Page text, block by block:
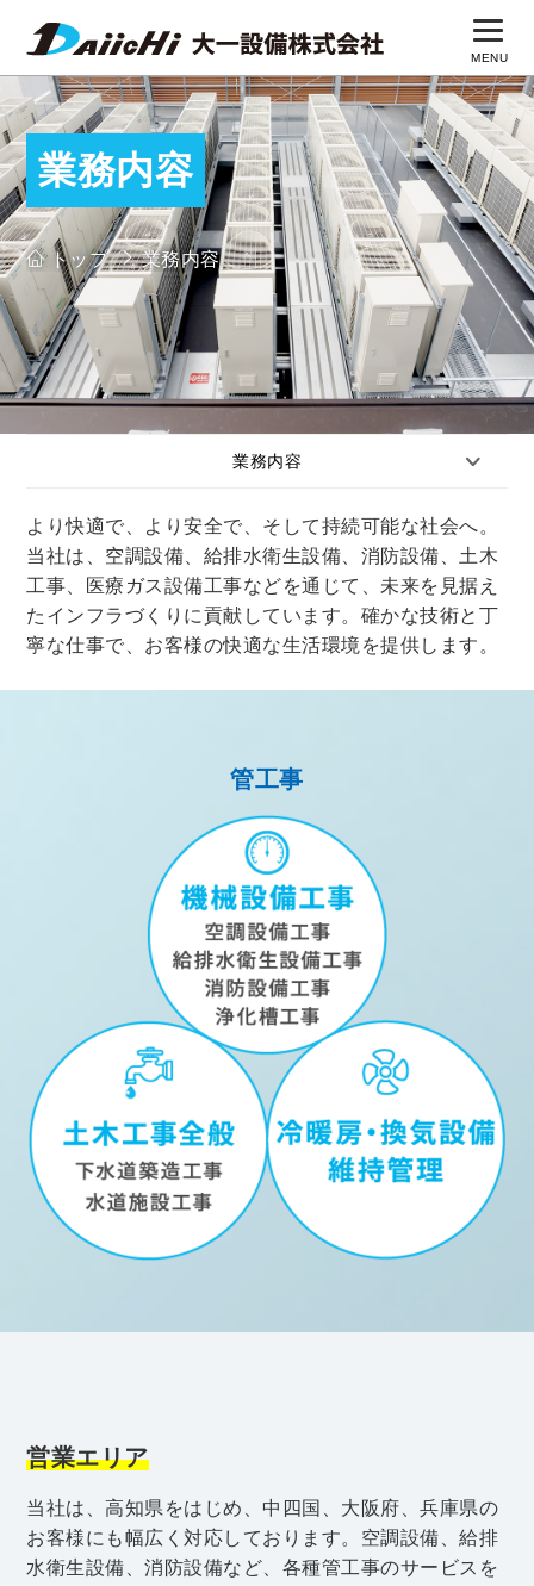
業務内容
トップ 業務内容
業務内容
より快適で、より安全で、そして持続可能な社会へ。
当社は、空調設備、給排水衛生設備、消防設備、土木
工事、医療ガス設備工事などを通じて、未来を見据え
たインフラづくりに貢献しています。確かな技術と丁
寧な仕事で、お客様の快適な生活環境を提供します。
管工事
営業エリア
当社は、高知県をはじめ、中四国、大阪府、兵庫県の
お客様にも幅広く対応しております。空調設備、給排
水衛生設備、消防設備など、各種管工事のサービスを
MENU
トップページ
業務内容
施工実績
会社概要
採用サイト